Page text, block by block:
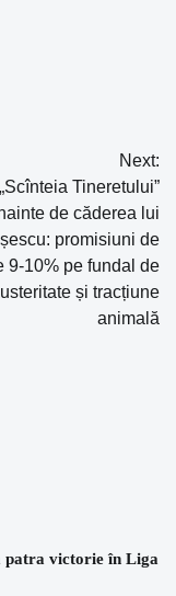
Next:
Tineretului”
de căderea lui
promisiuni de
9-10% pe fundal de
și tracțiune
animală
patra victorie în Liga